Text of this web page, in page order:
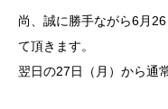
尚、誠に勝手ながら6月
て頂きます。
翌日の27日（月）から通